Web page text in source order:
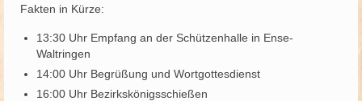
Fakten in Kürze:
13:30 Uhr Empfang an der Schützenhalle in Ense-
Waltringen
14:00 Uhr Begrüßung und Wortgottesdienst
16:00 Uhr Bezirkskönigsschießen